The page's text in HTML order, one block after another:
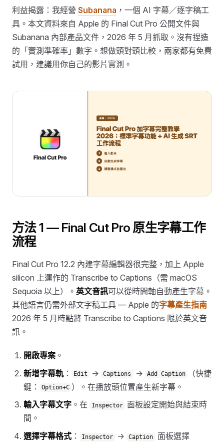
利益揭露：我經營 Subanana ，一個 AI 字幕／逐字稿工
具。本文資料來自 Apple 的 Final Cut Pro 公開文件與
Subanana 內部產品文件，2026 年 5 月抓取。沒有捏造
的「實測準確率」數字。想做頭對頭比較，兩家都有免費
試用，建議用你自己的影片實測。
方法 1 — Final Cut Pro 原生字幕工作
流程
Final Cut Pro 12.2 內建字幕編輯器很完整，加上 Apple
silicon 上運作的 Transcribe to Captions（需 macOS
Sequoia 以上）。 英文音訊可以從時間軸自動產生字幕。
其他語言仍需外部文字稿工具 — Apple 的字幕產生指南
2026 年 5 月時點將 Transcribe to Captions 限於英文音
訊。
開啟專案 。
新增字幕軌： Edit → Captions → Add Caption
（快捷
鍵：
Option+C ）。在播放頭位置產生新字幕。
輸入字幕文字 。在 Inspector
面板設定開始與結束時
間。
選擇字幕格式 ： Inspector → Caption 面板選擇